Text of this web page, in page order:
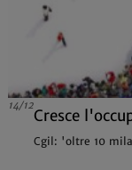
Cresce
Cgil: 'oltre 10
14/12